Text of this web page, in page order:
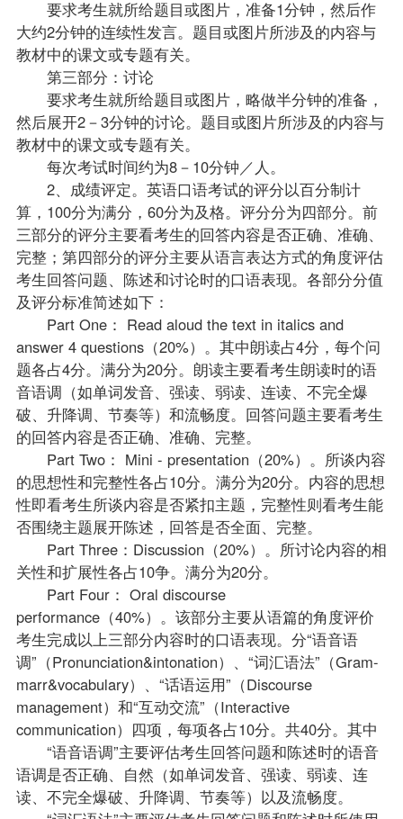
要求考生就所给题目或图片，准备1分钟，然后作
大约2分钟的连续性发言。题目或图片所涉及的内容与
教材中的课文或专题有关。
第三部分：讨论
要求考生就所给题目或图片，略做半分钟的准备，
然后展开2－3分钟的讨论。题目或图片所涉及的内容与
教材中的课文或专题有关。
每次考试时间约为8－10分钟／人。
2、成绩评定。英语口语考试的评分以百分制计
算，100分为满分，60分为及格。评分分为四部分。前
三部分的评分主要看考生的回答内容是否正确、准确、
完整；第四部分的评分主要从语言表达方式的角度评估
考生回答问题、陈述和讨论时的口语表现。各部分分值
及评分标准简述如下：
Part One： Read aloud the text in italics and
answer 4 questions（20%）。其中朗读占4分，每个问
题各占4分。满分为20分。朗读主要看考生朗读时的语
音语调（如单词发音、强读、弱读、连读、不完全爆
破、升降调、节奏等）和流畅度。回答问题主要看考生
的回答内容是否正确、准确、完整。
Part Two： Mini - presentation（20%）。所谈内容
的思想性和完整性各占10分。满分为20分。内容的思想
性即看考生所谈内容是否紧扣主题，完整性则看考生能
否围绕主题展开陈述，回答是否全面、完整。
Part Three：Discussion（20%）。所讨论内容的相
关性和扩展性各占10争。满分为20分。
Part Four： Oral discourse
performance（40%）。该部分主要从语篇的角度评价
考生完成以上三部分内容时的口语表现。分“语音语
调”（Pronunciation&intonation）、“词汇语法”（Gram-
marr&vocabulary）、“话语运用”（Discourse
management）和“互动交流”（Interactive
communication）四项，每项各占10分。共40分。其中
“语音语调”主要评估考生回答问题和陈述时的语音
语调是否正确、自然（如单词发音、强读、弱读、连
读、不完全爆破、升降调、节奏等）以及流畅度。